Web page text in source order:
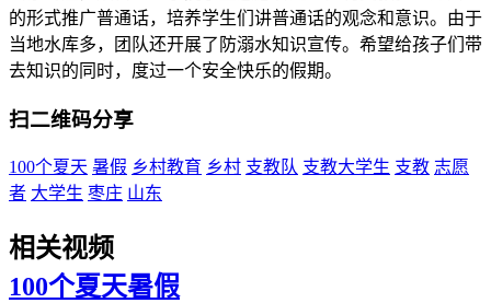
的形式推广普通话，培养学生们讲普通话的观念和意识。由于
当地水库多，团队还开展了防溺水知识宣传。希望给孩子们带
去知识的同时，度过一个安全快乐的假期。
扫二维码分享
100个夏天 暑假 乡村教育 乡村 支教队 支教大学生 支教 志愿
者 大学生 枣庄 山东
相关视频
100个夏天暑假